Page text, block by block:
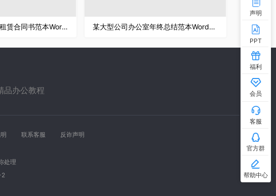
简约风正式版房屋租赁合同书范本Word模板 某大型公司办公室年终总结范本Word模板
声明
PPT
福利
会员
客服
官方群
帮助中心
品办公教程
联系客服 反诈声明
处理
2